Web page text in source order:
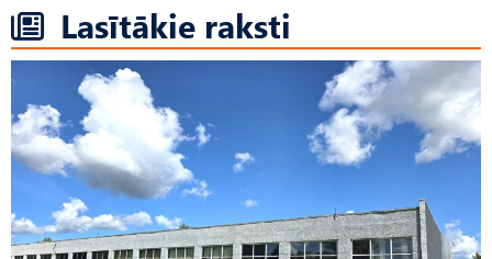
Lasītākie raksti